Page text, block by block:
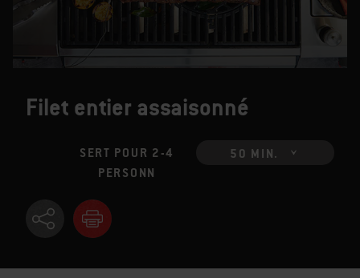
Filet entier assaisonné
SERT POUR 2-4
PERSONN
50 MIN.